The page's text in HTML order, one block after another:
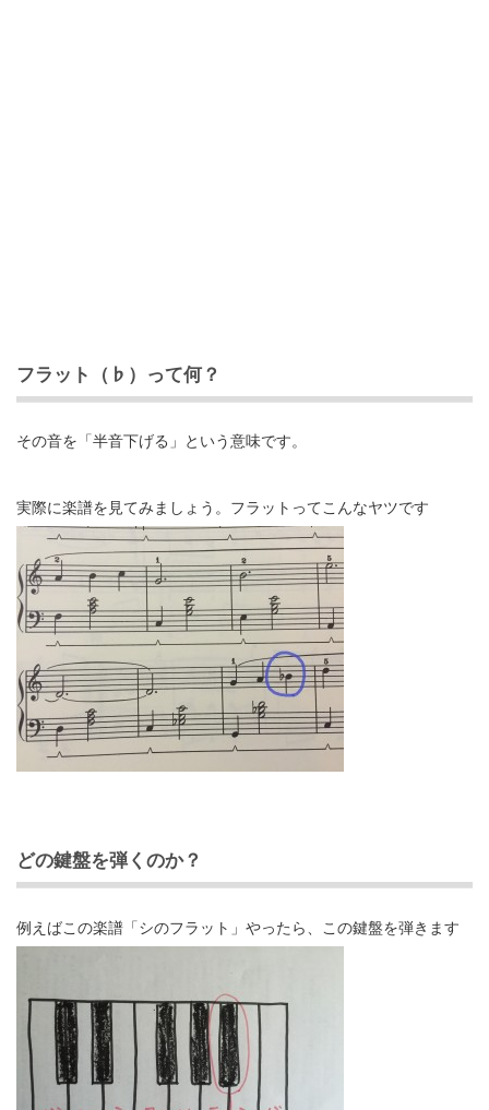
フラット（♭）って何？
その音を「半音下げる」という意味です。
実際に楽譜を見てみましょう。フラットってこんなヤツです
どの鍵盤を弾くのか？
例えばこの楽譜「シのフラット」やったら、この鍵盤を弾きます